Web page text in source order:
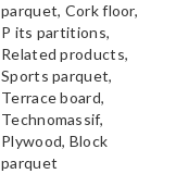
parquet, Cork floor,
P its partitions,
Related products,
Sports parquet,
Terrace board,
Technomassif,
Plywood, Block
parquet